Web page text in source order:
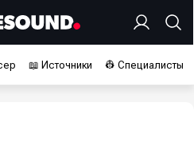
📖 Источники 👷 Специалисты